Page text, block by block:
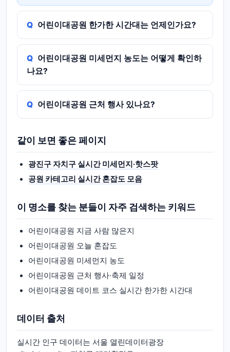
어린이대공원 한가한 시간대는 언제인가요?
어린이대공원 미세먼지 농도는 어떻게 확인하
나요?
어린이대공원 근처 행사 있나요?
같이 보면 좋은 페이지
광진구 자치구 실시간 미세먼지·핫스팟
공원 카테고리 실시간 혼잡도 모음
이 명소를 찾는 분들이 자주 검색하는 키워드
어린이대공원 지금 사람 많은지
어린이대공원 오늘 혼잡도
어린이대공원 미세먼지 농도
어린이대공원 근처 행사·축제 일정
어린이대공원 데이트 코스 실시간 한가한 시간대
데이터 출처
실시간 인구 데이터는 서울 열린데이터광장